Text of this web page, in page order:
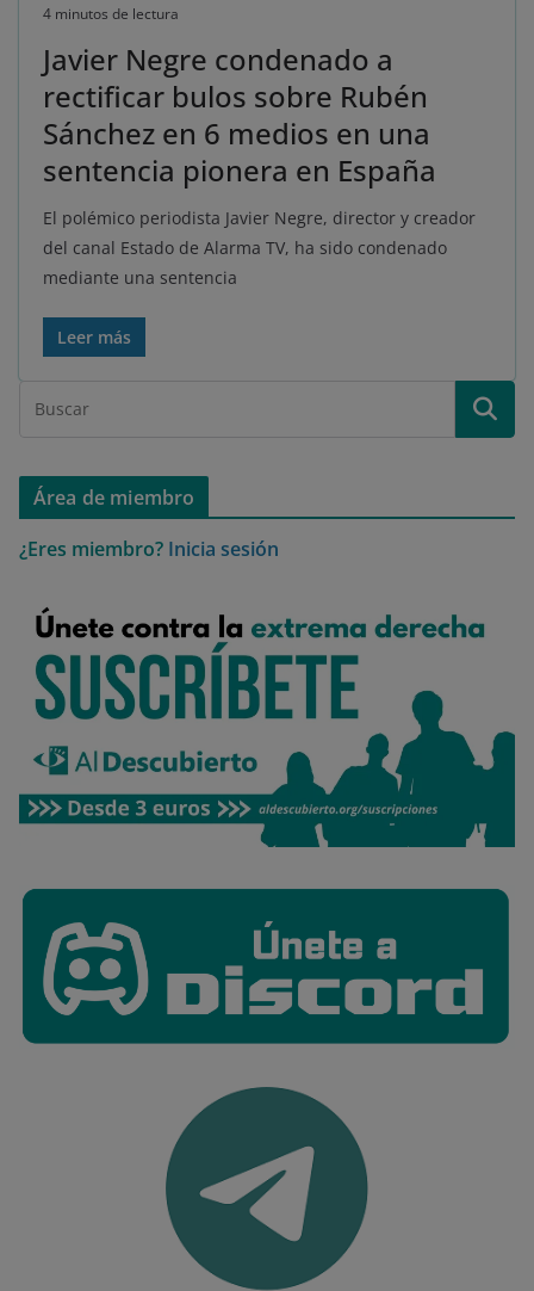
4 minutos de lectura
Javier Negre condenado a
rectificar bulos sobre Rubén
Sánchez en 6 medios en una
sentencia pionera en España
El polémico periodista Javier Negre, director y creador
del canal Estado de Alarma TV, ha sido condenado
mediante una sentencia
Leer más
Área de miembro
¿Eres miembro? Inicia sesión
Opciones de cookies Aceptar cookies